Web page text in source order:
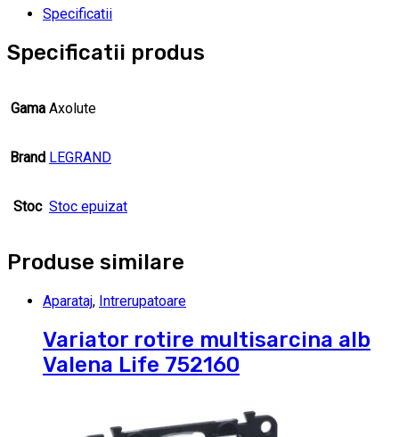
Specificatii
Specificatii produs
Gama Axolute
Brand LEGRAND
Stoc Stoc epuizat
Produse similare
Aparataj, Intrerupatoare
Variator rotire multisarcina alb
Valena Life 752160